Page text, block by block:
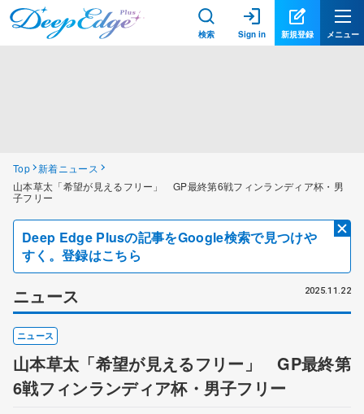
検索 Sign in 新規登録 メニュー
Top 新着ニュース
山本草太「希望が見えるフリー」 GP最終第6戦フィンランディア杯・男
子フリー
Deep Edge Plusの記事をGoogle検索で見つけや
すく。登録はこちら
ニュース 2025.11.22
ニュース
山本草太「希望が見えるフリー」 GP最終第
6戦フィンランディア杯・男子フリー